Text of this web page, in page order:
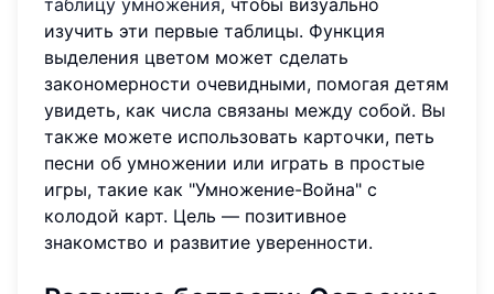
таблицу умножения, чтобы визуально
изучить эти первые таблицы. Функция
выделения цветом может сделать
закономерности очевидными, помогая детям
увидеть, как числа связаны между собой. Вы
также можете использовать карточки, петь
песни об умножении или играть в простые
игры, такие как "Умножение-Война" с
колодой карт. Цель — позитивное
знакомство и развитие уверенности.